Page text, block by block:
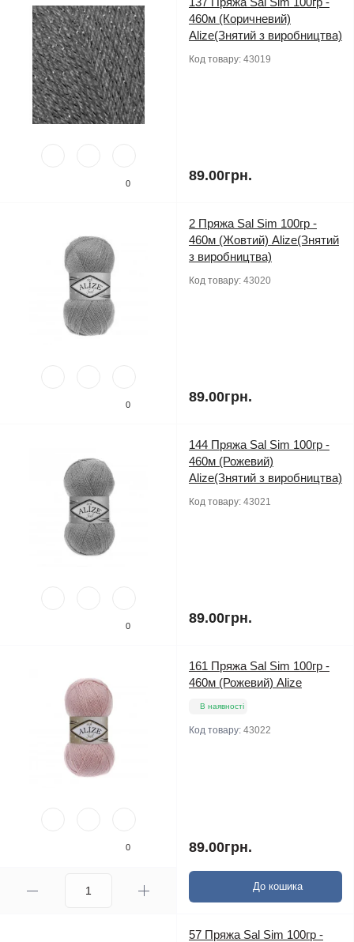
0
460м (Коричневий)
Alize(Знятий з виробництва)
Код товару: 43019
89.00грн.
0
2 Пряжа Sal Sim 100гр -
460м (Жовтий) Alize(Знятий
з виробництва)
Код товару: 43020
89.00грн.
0
144 Пряжа Sal Sim 100гр -
460м (Рожевий)
Alize(Знятий з виробництва)
Код товару: 43021
89.00грн.
0
161 Пряжа Sal Sim 100гр -
460м (Рожевий) Alize
В наявності
Код товару: 43022
89.00грн.
До кошика
57 Пряжа Sal Sim 100гр -